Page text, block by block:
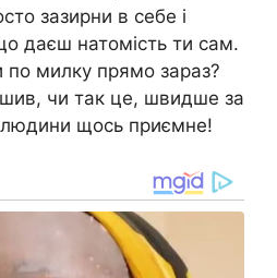
зазирни в себе і
даєш натомість ти сам.
милку прямо зараз?
чи так це, швидше за
людини щось приємне!